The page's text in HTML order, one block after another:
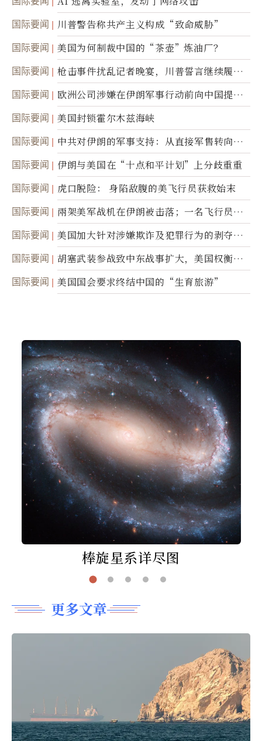
国际要闻 川普警告称共产主义构成“致命威胁”
国际要闻 美国为何制裁中国的“茶壶”炼油厂？
国际要闻
枪击事件扰乱记者晚宴，川普誓言继续履行
职责
国际要闻
欧洲公司涉嫌在伊朗军事行动前向中国提供
美军基地的卫星图像
国际要闻 美国封锁霍尔木兹海峡
国际要闻
中共对伊朗的军事支持：从直接军售转向间
接技术转让
国际要闻 伊朗与美国在“十点和平计划”上分歧重重
国际要闻 虎口脱险： 身陷敌腹的美飞行员获救始末
国际要闻
兩架美军战机在伊朗被击落；一名飞行员失
踪
国际要闻
美国加大针对涉嫌欺诈及犯罪行为的剥夺公
民权力度
国际要闻
胡塞武装参战致中东战事扩大，美国权衡地
面入侵的可能性
国际要闻 美国国会要求终结中国的“生育旅游”
棒旋星系详尽图
更多文章